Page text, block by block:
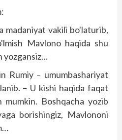
madaniyat vakili bo'laturib,
Mavlono haqida shu
yozgansiz…
Rumiy – umumbashariyat
– U kishi haqida faqat
Boshqacha yozib
borishingiz, Mavlononi